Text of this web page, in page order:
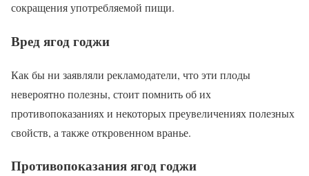
сокращения употребляемой пищи.
Вред ягод годжи
Как бы ни заявляли рекламодатели, что эти плоды
невероятно полезны, стоит помнить об их
противопоказаниях и некоторых преувеличениях полезных
свойств, а также откровенном вранье.
Противопоказания ягод годжи